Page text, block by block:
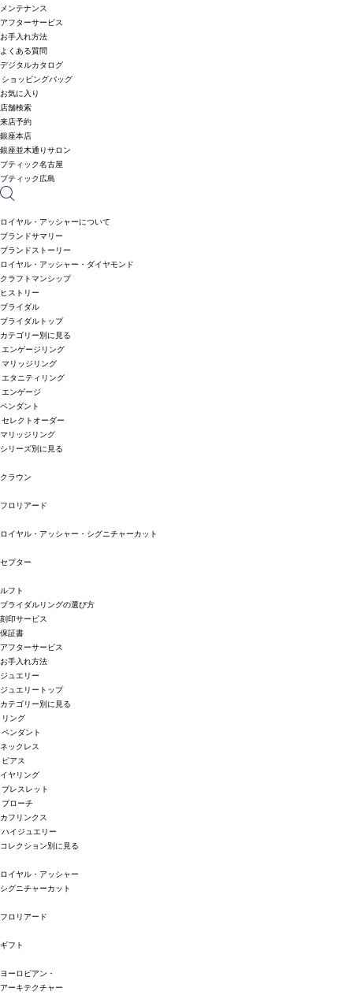
メンテナンス
アフターサービス
お手入れ方法
よくある質問
デジタルカタログ
ショッピングバッグ
お気に入り
店舗検索
来店予約
銀座本店
銀座並木通りサロン
ブティック名古屋
ブティック広島
ロイヤル・アッシャーについて
ブランドサマリー
ブランドストーリー
ロイヤル・アッシャー・ダイヤモンド
クラフトマンシップ
ヒストリー
ブライダル
ブライダルトップ
カテゴリー別に見る
エンゲージリング
マリッジリング
エタニティリング
エンゲージ
ペンダント
セレクトオーダー
マリッジリング
シリーズ別に見る
クラウン
フロリアード
ロイヤル・アッシャー・シグニチャーカット
セプター
ルフト
ブライダルリングの選び方
刻印サービス
保証書
アフターサービス
お手入れ方法
ジュエリー
ジュエリートップ
カテゴリー別に見る
リング
ペンダント
ネックレス
ピアス
イヤリング
ブレスレット
ブローチ
カフリンクス
ハイジュエリー
コレクション別に見る
ロイヤル・アッシャー
シグニチャーカット
フロリアード
ギフト
ヨーロピアン・
アーキテクチャー